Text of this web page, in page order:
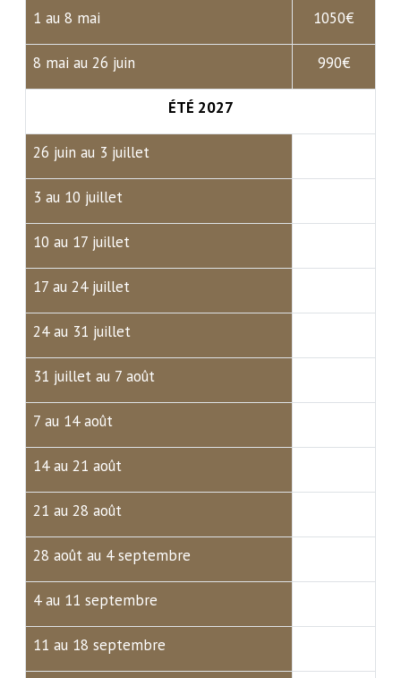
1 au 8 mai 1050€
8 mai au 26 juin 990€
ÉTÉ 2027
26 juin au 3 juillet
3 au 10 juillet
10 au 17 juillet
17 au 24 juillet
24 au 31 juillet
31 juillet au 7 août
7 au 14 août
14 au 21 août
21 au 28 août
28 août au 4 septembre
4 au 11 septembre
11 au 18 septembre